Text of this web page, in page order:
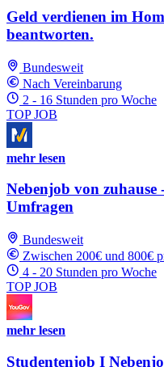
Geld verdienen im
beantworten.
Bundesweit
Nach Vereinbarung
2 - 16 Stunden pro Woche
TOP JOB
mehr lesen
Nebenjob von zuhause
Umfragen
Bundesweit
Zwischen 200€ und 800€
4 - 20 Stunden pro Woche
TOP JOB
mehr lesen
Studentenjob I